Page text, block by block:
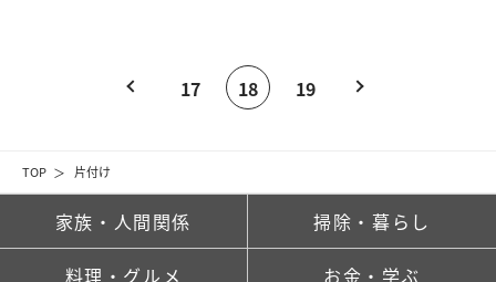
TOP 片付け
17 18 19
家族・人間関係 掃除・暮らし
料理・グルメ お金・学ぶ